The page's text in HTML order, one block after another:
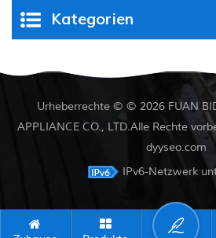
PSI DruckKategorien
Urheberrechte © © 2026 FUAN
APPLIANCE CO., LTD.Alle Rechte
dyyseo.com
IPv6-Netzwerk